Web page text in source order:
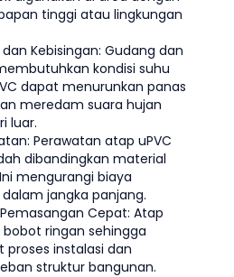
tinggi atau lingkungan
dan Kebisingan: Gudang dan
kondisi suhu
dapat menurunkan panas
meredam suara hujan
luar.
Perawatan atap uPVC
dibandingkan material
mengurangi biaya
jangka panjang.
Cepat: Atap
bobot ringan sehingga
instalasi dan
struktur bangunan.